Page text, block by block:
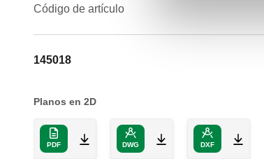
Código de artículo
145018
Planos en 2D
PDF DWG DXF